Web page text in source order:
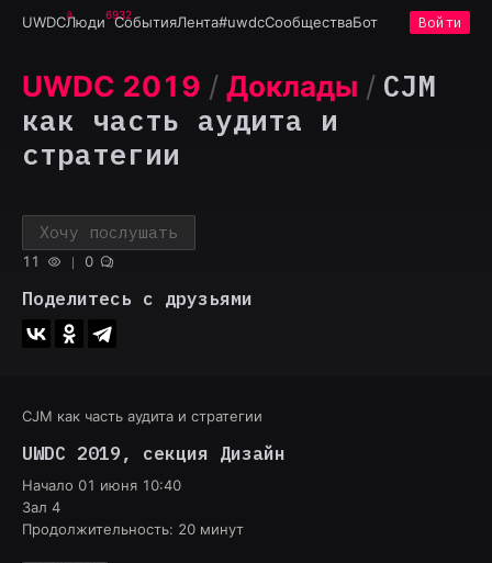
UWDCЛюди6932
СобытияЛента#uwdcСообществаБот Войти
UWDC 2019 / Доклады / CJM
как часть аудита и
стратегии
Хочу послушать
11 0
Поделитесь с друзьями
CJM как часть аудита и стратегии
UWDC 2019, секция Дизайн
Начало 01 июня 10:40
Зал 4
Продолжительность: 20 минут